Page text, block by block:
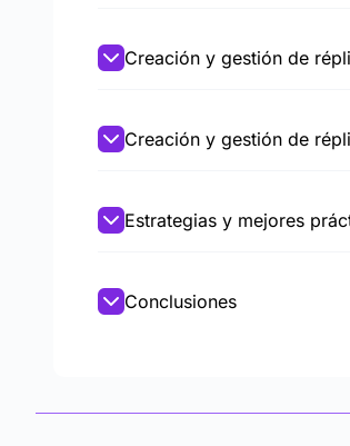
Creación y gestión de
Creación y gestión de
Estrategias y mejores
Conclusiones